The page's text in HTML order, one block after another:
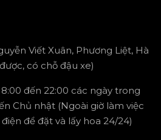
Viết Xuân, Phương Liệt, Hà
có chỗ đậu xe)
8:00 đến 22:00 các ngày trong
Chủ nhật (Ngoài giờ làm việc
để đặt và lấy hoa 24/24)